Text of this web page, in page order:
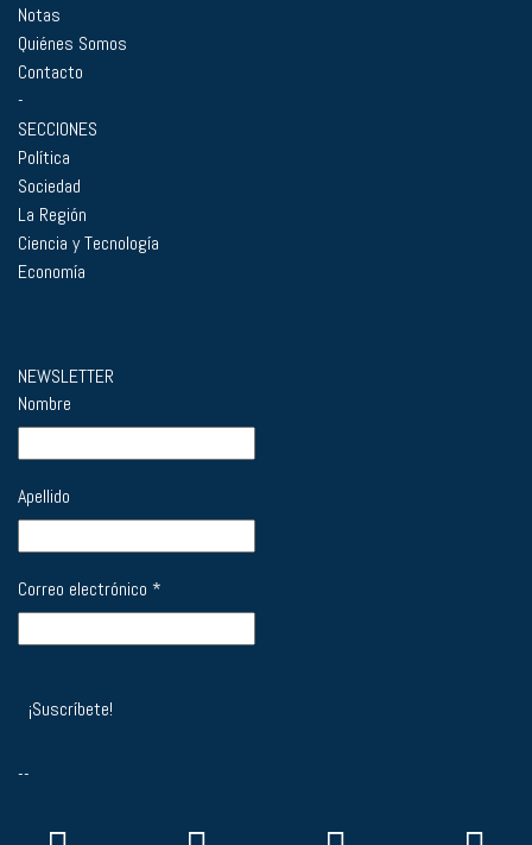
Notas
Quiénes Somos
Contacto
-
SECCIONES
Política
Sociedad
La Región
Ciencia y Tecnología
Economía
NEWSLETTER
Nombre
Apellido
Correo electrónico *
--